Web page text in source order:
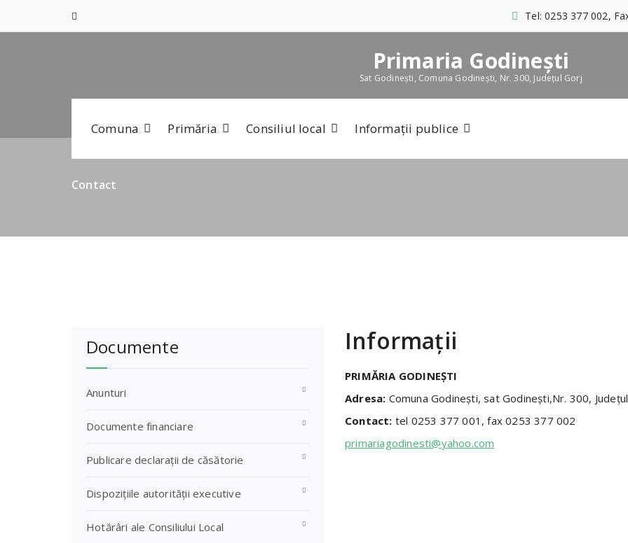
content
Tel: 0253 377 002,
Primaria Godinești
Sat Godinești, Comuna Godinești, Nr. 300, Județul Gorj
Comuna Primăria Consiliul local Informații publice
Contact
Informații
PRIMĂRIA GODINEȘTI
Adresa: Comuna Godinești, sat Godinești,Nr. 300,
Contact: tel 0253 377 001, fax 0253 377 002
primariagodinesti@yahoo.com
Documente
Anunturi
Documente financiare
Publicare declarații de căsătorie
Dispozițiile autorității executive
Hotărâri ale Consiliului Local